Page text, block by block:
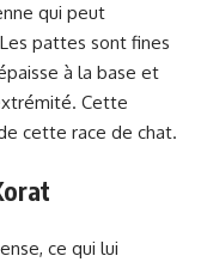
qui peut
pattes sont fines
à la base et
Cette
cette race de chat.
ce qui lui